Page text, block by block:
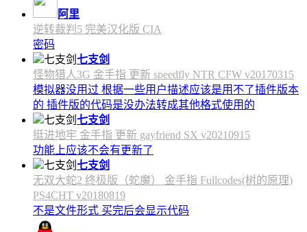
阿里
逆转裁判5 完美汉化版 CIA
密码
七支剑
怪物猎人3G 金手指 更新 speedfly NTR CFW v20170315
模拟器没用过 根据一些用户描述应该是用不了插件版本
的 插件版的代码是没办法转成其他格式使用的
七支剑
挺进地牢 金手指 更新 gayfriend SX v20210915
功能上应该不会有更新了
七支剑
无双大蛇2 终极版（蛇魔） 金手指 Fullcodes(树的原理)
PS4CHT v20180819
不是文件形式 买完后会显示代码